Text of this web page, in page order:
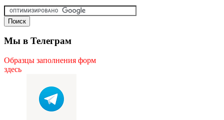
Мы в Телеграм
Образцы заполнения форм
здесь